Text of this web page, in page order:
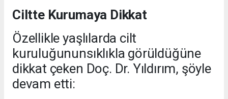
Ciltte Kurumaya Dikkat
Özellikle yaşlılarda cilt
kuruluğununsıklıkla görüldüğüne
dikkat çeken Doç. Dr. Yıldırım, şöyle
devam etti: